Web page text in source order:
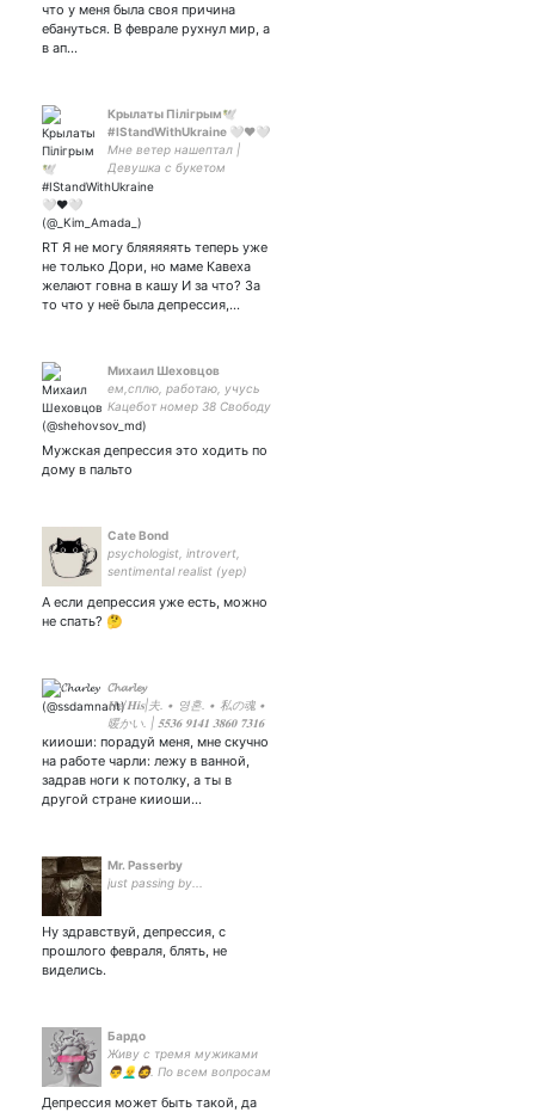
что у меня была своя причина
ебануться. В феврале рухнул мир, а
в ап…
Крылаты Пілігрым🕊️
#IStandWithUkraine 🤍❤️🤍
Мне ветер нашептал |
Девушка с букетом
нарциссов | Пренебречь,
крылья есть«| Собираю на
сестра
RT Я не могу бляяяяять теперь уже
не только Дори, но маме Кавеха
желают говна в кашу И за что? За
то что у неё была депрессия,…
Михаил Шеховцов
ем,сплю, работаю, учусь
Кацебот номер 38 Свободу
всем политзаключённым!
+79651945655
Мужская депрессия это ходить по
дому в пальто
Cate Bond
psychologist, introvert,
sentimental realist (yep)
А если депрессия уже есть, можно
не спать? 🤔
𝓒𝓱𝓪𝓻𝓵𝓮𝔂
𝐇𝐞/𝐇𝐢𝐬|夫. • 영혼. • 私の魂 •
暖かい. | 𝟓𝟓𝟑𝟔 𝟗𝟏𝟒𝟏 𝟑𝟖𝟔𝟎 𝟕𝟑𝟏𝟔
×
кииоши: порадуй меня, мне скучно
на работе чарли: лежу в ванной,
задрав ноги к потолку, а ты в
другой стране кииоши…
Mr. Passerby
just passing by...
Ну здравствуй, депрессия, с
прошлого февраля, блять, не
виделись.
Бардо
Живу с тремя мужиками
👨👱‍♂️🧔. По всем вопросам
Депрессия может быть такой, да